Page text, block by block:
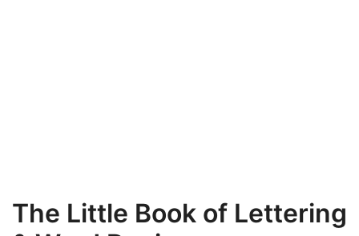
The Little Book of Lettering